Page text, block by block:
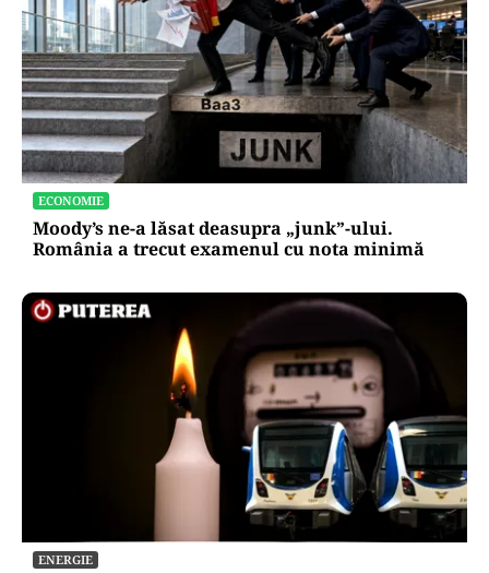
ECONOMIE
Moody’s ne-a lăsat deasupra „junk”-ului.
România a trecut examenul cu nota minimă
ENERGIE